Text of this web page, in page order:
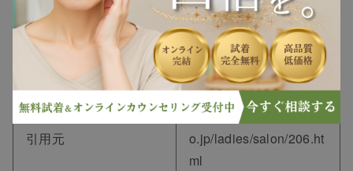
スなど、きめ細かなサ
ービスでゆったりとし
たひとときをお過ごし
いただけます。
引用元
https://www.artnature.c
o.jp/ladies/salon/206.ht
ml